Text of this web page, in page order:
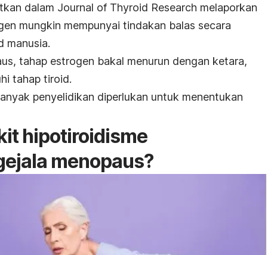
dalam Journal of Thyroid Research melaporkan
mungkin mempunyai tindakan balas secara
manusia.
tahap estrogen bakal menurun dengan ketara,
tahap tiroid.
penyelidikan diperlukan untuk menentukan
hipotiroidisme
menopaus?